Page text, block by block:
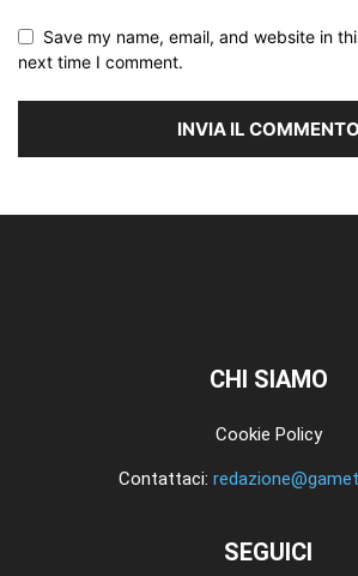
Save my name, email, and website in
next time I comment.
CHI SIAMO
Cookie Policy
Contattaci:
SEGUICI